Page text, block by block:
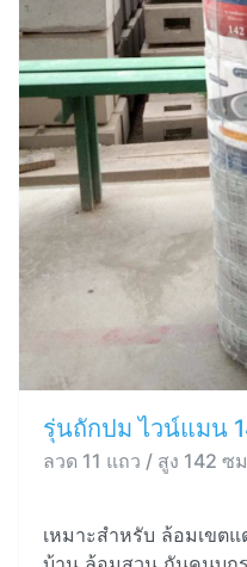
รุ่นถักปม ไวน์แมน
ลวด 11 แถว / สูง 142 ซ
เหมาะสำหรับ ล้อมเขต